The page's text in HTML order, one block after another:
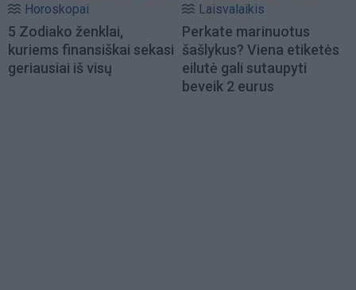
Horoskopai
5 Zodiako ženklai,
kuriems finansiškai sekasi
geriausiai iš visų
Laisvalaikis
Perkate marinuotus
šašlykus? Viena etiketės
eilutė gali sutaupyti
beveik 2 eurus